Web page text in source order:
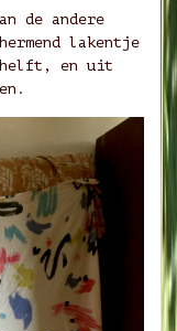
de andere
lakentje
en uit